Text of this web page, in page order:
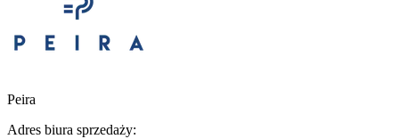
Peira
Adres biura sprzedaży: